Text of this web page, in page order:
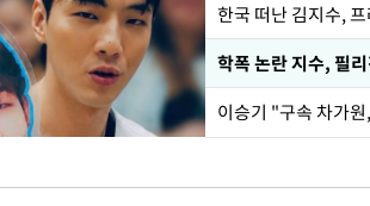
한국 떠난 김지수,
학폭 논란 지수, 필
이승기 "구속 차가